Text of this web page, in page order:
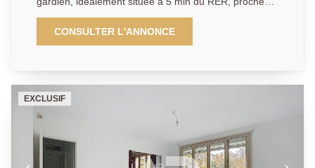
des commerces et des écoles - Appartement 4 pièces
de 70.95m² au 4ème et dernier étage. Il se compose
d'une entrée avec placards, séjour, salle à manger
indépendant. Cave de 9.71m² et emplacement
parking extérieur libre.
CONSULTER L'ANNONCE
EXCLUSIF